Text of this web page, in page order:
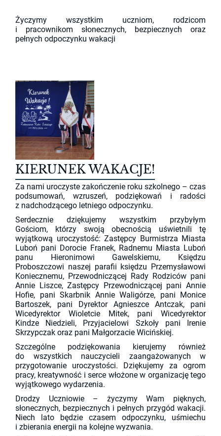
Życzymy wszystkim uczniom, rodzicom
i pracownikom słonecznych, bezpiecznych oraz
pełnych odpoczynku wakacji
KIERUNEK WAKACJE!
Za nami uroczyste zakończenie roku szkolnego – czas
podsumowań, wzruszeń, podziękowań i radości
z nadchodzącego letniego odpoczynku.
Serdecznie dziękujemy wszystkim przybyłym
Gościom, którzy swoją obecnością uświetnili tę
wyjątkową uroczystość: Zastępcy Burmistrza Miasta
Luboń pani Dorocie Franek, Radnemu Miasta Luboń
panu Hieronimowi Gawelskiemu, Księdzu
Proboszczowi naszej parafii księdzu Przemysławowi
Koniecznemu, Przewodniczącej Rady Rodziców pani
Annie Liszce, Zastępcy Przewodniczącej pani Annie
Hofie, pani Skarbnik Annie Waligórze, pani Monice
Bartoszek, pani Dyrektor Agnieszce Antczak, pani
Wicedyrektor Wioletcie Mitek, pani Wicedyrektor
Kindze Niedzieli, Przyjacielowi Szkoły pani Irenie
Skrzypczak oraz pani Małgorzacie Wicińskiej.
Szczególne podziękowania kierujemy również
do wszystkich nauczycieli zaangażowanych w
przygotowanie uroczystości. Dziękujemy za ogrom
pracy, kreatywność i serce włożone w organizację tego
wyjątkowego wydarzenia.
Drodzy Uczniowie – życzymy Wam pięknych,
słonecznych, bezpiecznych i pełnych przygód wakacji.
Niech lato będzie czasem odpoczynku, uśmiechu
i zbierania energii na kolejne wyzwania.